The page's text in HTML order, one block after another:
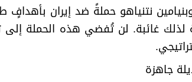
نتنياهو حملةً ضد إيران
لذلك غائبة. لن تُفضي هذه الحملة
.
جاهزة